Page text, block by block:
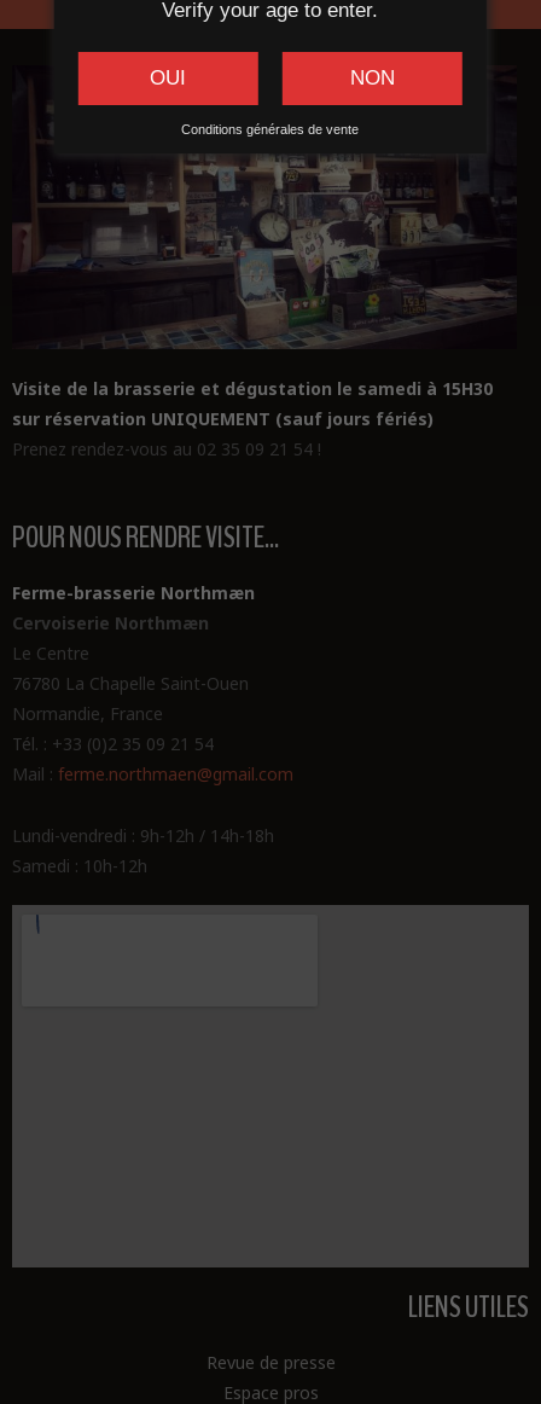
Visite de la brasserie et dégustation le samedi à 15H30
sur réservation UNIQUEMENT (sauf jours fériés)
Prenez rendez-vous au 02 35 09 21 54 !
POUR NOUS RENDRE VISITE...
Ferme-brasserie Northmæn
Cervoiserie Northmæn
Le Centre
76780 La Chapelle Saint-Ouen
Normandie, France
Tél. : +33 (0)2 35 09 21 54
Mail : ferme.northmaen@gmail.com
Lundi-vendredi : 9h-12h / 14h-18h
Samedi : 10h-12h
LIENS UTILES
Revue de presse
Espace pros
Verify your age to enter.
OUI NON
Conditions générales de vente